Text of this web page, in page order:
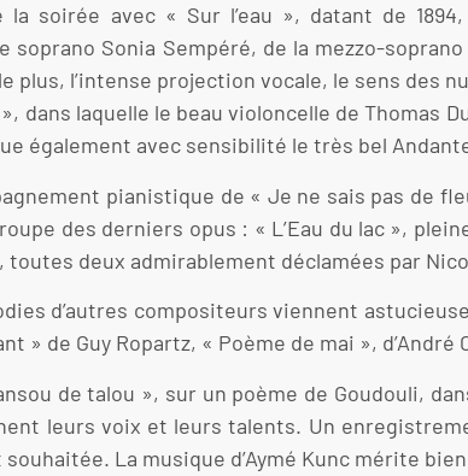
soirée avec « Sur l’eau », datant de
Sonia Sempéré, de la mezzo-
plus, l’intense projection vocale, le sens des
dans laquelle le beau violoncelle de Thomas
également avec sensibilité le très bel
pianistique de « Je ne sais pas de
des derniers opus : « L’Eau du lac »,
toutes deux admirablement déclamées par
d’autres compositeurs viennent
» de Guy Ropartz, « Poème de mai »,
de talou », sur un poème de Goudouli,
leurs voix et leurs talents. Un
La musique d’Aymé Kunc mérite